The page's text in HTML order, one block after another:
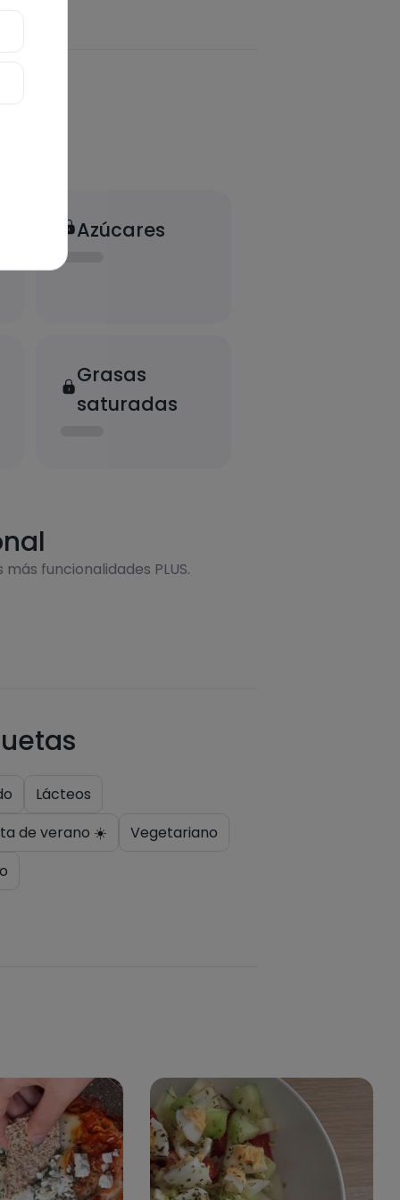
Azúcares
Grasas
saturadas
funcionalidades PLUS.
Lácteos
de verano ☀️
Vegetariano